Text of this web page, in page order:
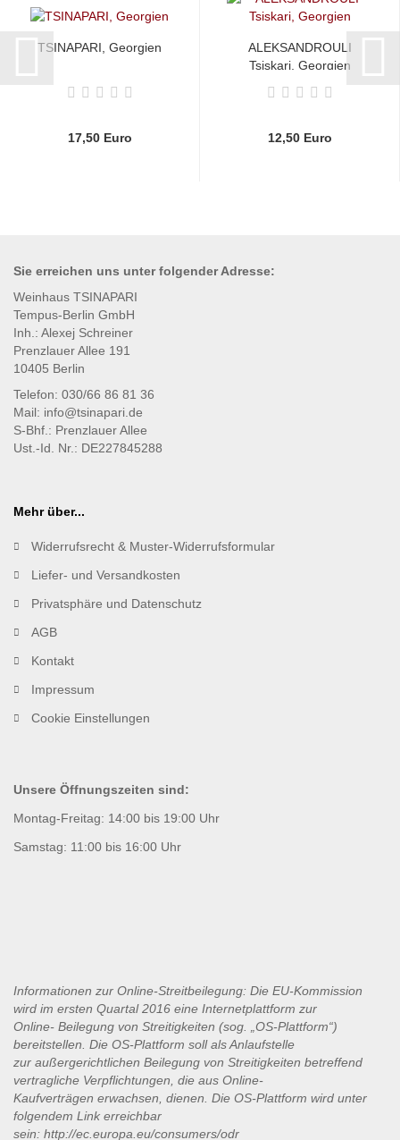
TSINAPARI, Georgien
17,50 Euro
ALEKSANDROULI
Tsiskari, Georgien
12,50 Euro
Sie erreichen uns unterfolgenderAdresse:
Weinhaus TSINAPARI
Tempus-Berlin GmbH
Inh.: Alexej Schreiner
Prenzlauer Allee 191
10405 Berlin
Telefon: 030/66 86 81 36
Mail: info@tsinapari.de
S-Bhf.: Prenzlauer Allee
Ust.-Id. Nr.: DE227845288
Mehr über...
Widerrufsrecht & Muster-Widerrufsformular
Liefer- und Versandkosten
Privatsphäre und Datenschutz
AGB
Kontakt
Impressum
Cookie Einstellungen
Unsere Öffnungszeiten sind:
Montag-Freitag: 14:00 bis 19:00 Uhr
Samstag: 11:00 bis 16:00 Uhr
Informationen zur Online-Streitbeilegung: Die EU-Kommission
wird im ersten Quartal 2016 eine Internetplattform zur
Online- Beilegung von Streitigkeiten (sog. „OS-Plattform“)
bereitstellen. Die OS-Plattform soll als Anlaufstelle
zur außergerichtlichen Beilegung von Streitigkeiten betreffend
vertragliche Verpflichtungen, die aus Online-
Kaufverträgen erwachsen, dienen. Die OS-Plattform wird unter
folgendem Link erreichbar
sein: http://ec.europa.eu/consumers/odr